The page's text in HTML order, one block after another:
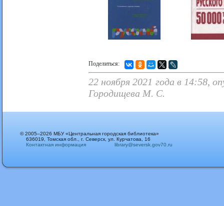
Поделиться:
22 ноября 2021 года в 14:58,
Городищева М. С.
© 2005–2026 МБУ «Центральная городская библиотека»
636019, Томская обл., г. Северск, ул. Курчатова, 16
Контактная информация
library@seversk.gov70.ru